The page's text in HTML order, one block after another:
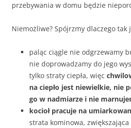
przebywania w domu będzie
Niemożliwe? Spójrzmy dlaczego tak
paląc ciągle nie odgrzewamy
nie doprowadzamy do jego
tylko straty ciepła, więc
na ciepło jest niewielkie, nie
go w nadmiarze i nie
kocioł pracuje na
strata kominowa, zwiększająca